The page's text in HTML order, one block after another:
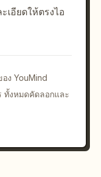
เอียดให้ตรงไอ
ง YouMind
ทั้งหมดคัดลอกและ